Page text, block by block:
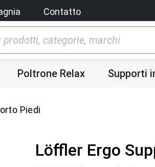
Contatto
Poltrone Relax Supporti
Piedi
Löffler Ergo